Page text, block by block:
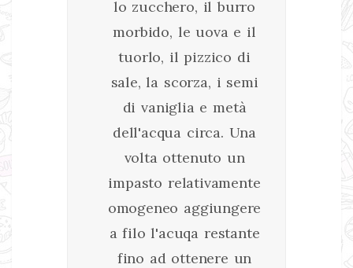
lo zucchero, il burro
morbido, le uova e il
tuorlo, il pizzico di
sale, la scorza, i semi
di vaniglia e metà
dell'acqua circa. Una
volta ottenuto un
impasto relativamente
omogeneo aggiungere
a filo l'acuqa restante
fino ad ottenere un